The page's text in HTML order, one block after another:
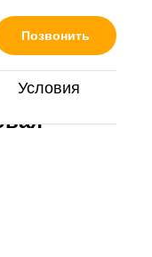
Позвонить
Условия